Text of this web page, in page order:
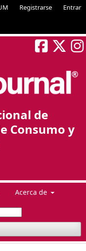
Registrarse Entrar
de
Consumo y
Acerca de